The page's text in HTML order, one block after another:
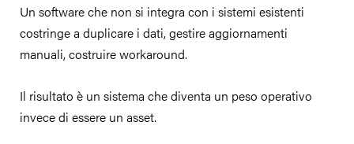
Un software che non si integra con i sistemi esistenti
costringe a duplicare i dati, gestire aggiornamenti
manuali, costruire workaround.
Il risultato è un sistema che diventa un peso operativo
invece di essere un asset.